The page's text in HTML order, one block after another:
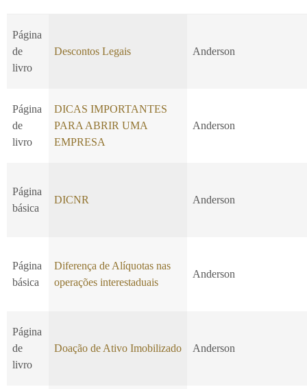
Página
de
livro
Descontos Legais Anderson
Página
de
livro
DICAS IMPORTANTES
PARA ABRIR UMA
EMPRESA
Anderson
Página
básica
DICNR Anderson
Página
básica
Diferença de Alíquotas nas
operações interestaduais
Anderson
Página
de
livro
Doação de Ativo Imobilizado Anderson